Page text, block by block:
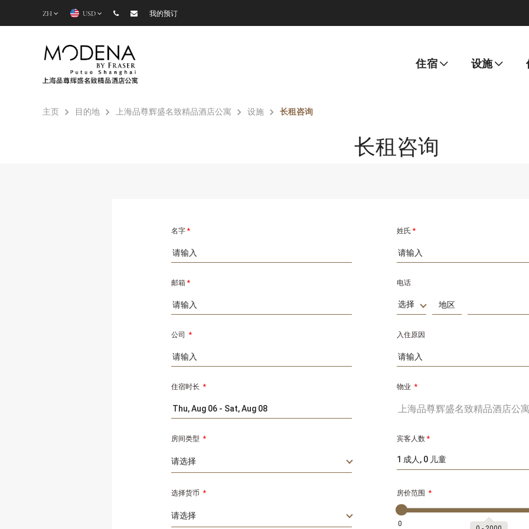
ZH USD 我的预订
住宿 设施
主页 目的地 上海品尊辉盛名致精品酒店公寓 设施 长租咨询
长租咨询
名字 * 姓氏 *
邮箱 * 电话
选择
公司 * 入住原因
住宿时长 * 物业 *
房间类型 * 宾客人数 *
1 成人, 0 儿童
选择货币 * 房价范围 *
0